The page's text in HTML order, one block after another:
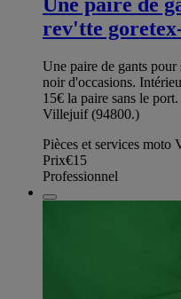
rev'tte
Une paire de gants
noir d'occasions.
15€ la paire sans le
Villejuif (94800.)
Pièces et services
Prix€15
Professionnel